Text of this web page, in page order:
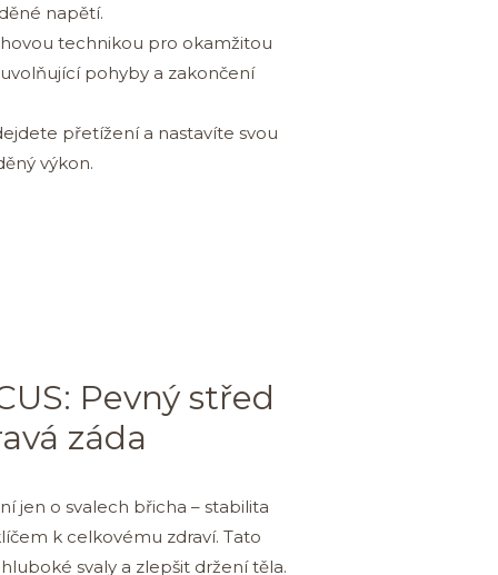
napětí.
technikou pro okamžitou
pohyby a zakončení
přetížení a nastavíte svou
výkon.
Pevný střed
záda
jen o svalech břicha – stabilita
k celkovému zdraví. Tato
svaly a zlepšit držení těla.